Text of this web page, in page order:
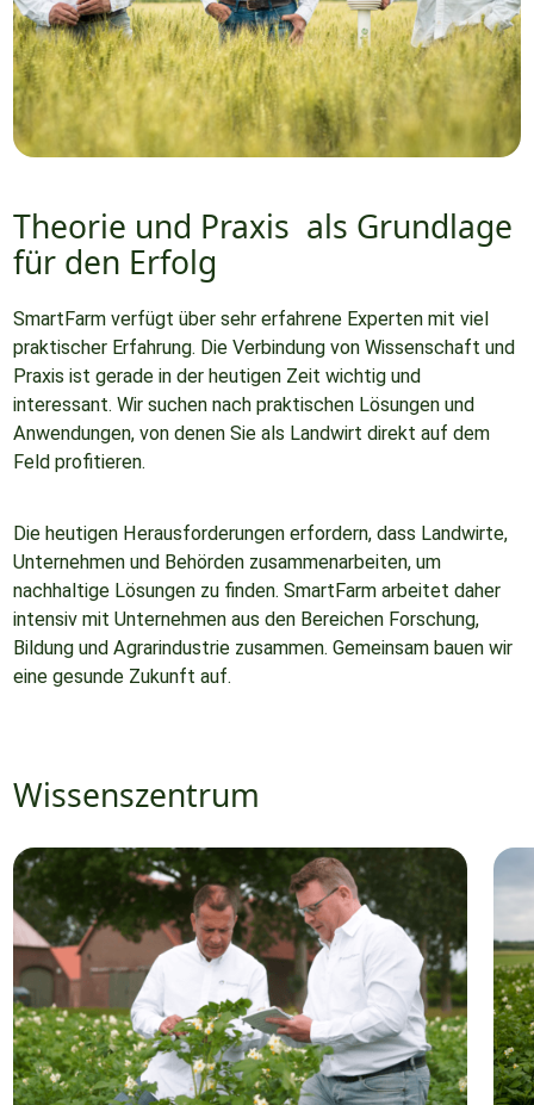
Theorie und Praxis als Grundlage
für den Erfolg
SmartFarm verfügt über sehr erfahrene Experten mit viel
praktischer Erfahrung. Die Verbindung von Wissenschaft und
Praxis ist gerade in der heutigen Zeit wichtig und
interessant. Wir suchen nach praktischen Lösungen und
Anwendungen, von denen Sie als Landwirt direkt auf dem
Feld profitieren.
Die heutigen Herausforderungen erfordern, dass Landwirte,
Unternehmen und Behörden zusammenarbeiten, um
nachhaltige Lösungen zu finden. SmartFarm arbeitet daher
intensiv mit Unternehmen aus den Bereichen Forschung,
Bildung und Agrarindustrie zusammen. Gemeinsam bauen wir
eine gesunde Zukunft auf.
Wissenszentrum